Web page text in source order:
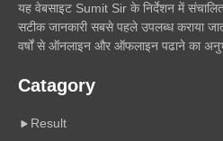
यह वेबसाइट Sumit Sir के निर्देशन में
सटीक जानकारी सबसे पहले उपलब्ध कराया
वर्षों से ऑनलाइन और ऑफलाइन पढाने का
Catagory
Result